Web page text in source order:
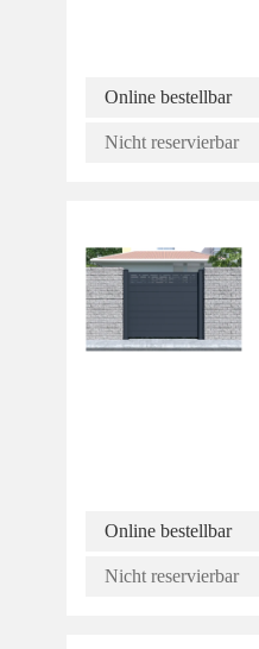
Online bestellbar
Nicht reservierbar
Online bestellbar
Nicht reservierbar